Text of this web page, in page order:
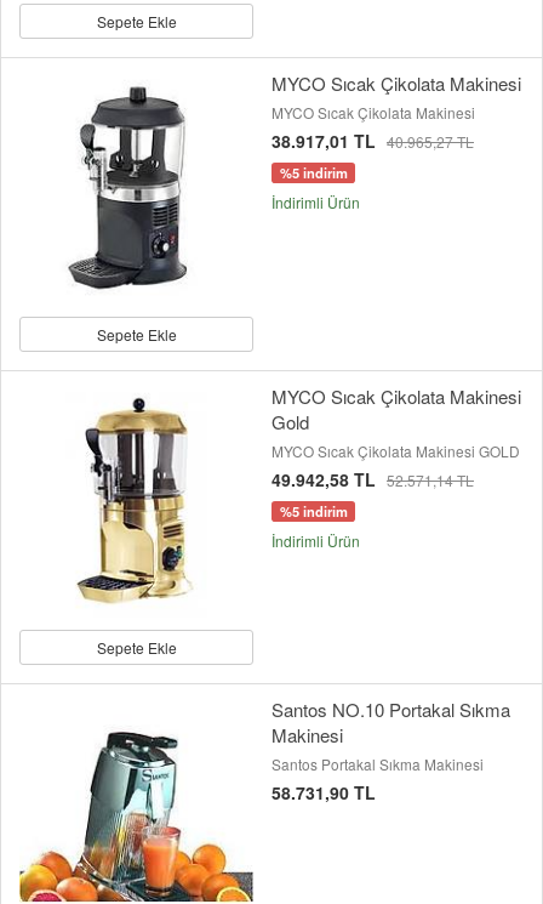
Sepete Ekle
Sepete Ekle
MYCO Sıcak Çikolata Makinesi
MYCO Sıcak Çikolata Makinesi
38.917,01 TL 40.965,27 TL
%5 indirim
İndirimli Ürün
Sepete Ekle
MYCO Sıcak Çikolata Makinesi
Gold
MYCO Sıcak Çikolata Makinesi GOLD
49.942,58 TL 52.571,14 TL
%5 indirim
İndirimli Ürün
Santos NO.10 Portakal Sıkma
Makinesi
Santos Portakal Sıkma Makinesi
58.731,90 TL